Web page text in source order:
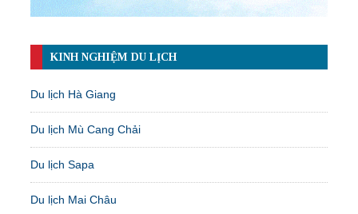
KINH NGHIỆM DU LỊCH
Du lịch Hà Giang
Du lịch Mù Cang Chải
Du lịch Sapa
Du lịch Mai Châu